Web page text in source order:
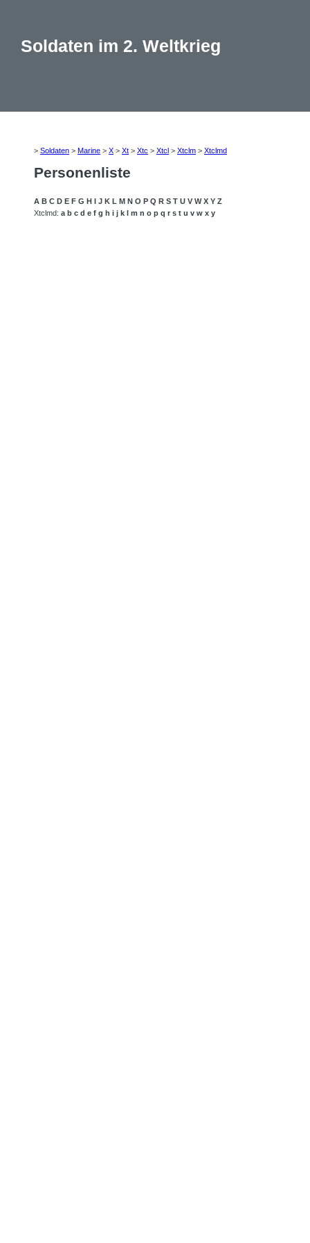
Soldaten im 2. Weltkrieg
> Soldaten > Marine > X > Xt > Xtc > Xtcl > Xtclm > Xtclmd
Personenliste
A B C D E F G H I J K L M N O P Q R S T U V W X Y Z
Xtclmd: a b c d e f g h i j k l m n o p q r s t u v w x y